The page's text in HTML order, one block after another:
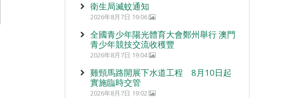
衛生局滅蚊通知
2026年8月7日 19:06
全國青少年陽光體育大會鄭州舉行 澳門
青少年競技交流收穫豐
2026年8月7日 19:04
雞頸馬路開展下水道工程 8月10日起
實施臨時交管
2026年8月7日 19:02